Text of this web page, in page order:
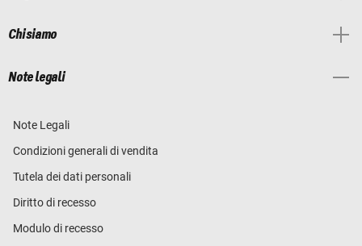
Chi siamo
Note legali
Note Legali
Condizioni generali di vendita
Tutela dei dati personali
Diritto di recesso
Modulo di recesso